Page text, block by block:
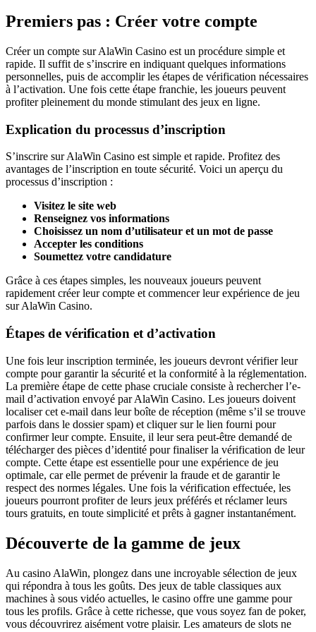
Premiers pas : Créer votre compte
Créer un compte sur AlaWin Casino est un procédure simple et
rapide. Il suffit de s’inscrire en indiquant quelques informations
personnelles, puis de accomplir les étapes de vérification nécessaires
à l’activation. Une fois cette étape franchie, les joueurs peuvent
profiter pleinement du monde stimulant des jeux en ligne.
Explication du processus d’inscription
S’inscrire sur AlaWin Casino est simple et rapide. Profitez des
avantages de l’inscription en toute sécurité. Voici un aperçu du
processus d’inscription :
Visitez le site web
Renseignez vos informations
Choisissez un nom d’utilisateur et un mot de passe
Accepter les conditions
Soumettez votre candidature
Grâce à ces étapes simples, les nouveaux joueurs peuvent
rapidement créer leur compte et commencer leur expérience de jeu
sur AlaWin Casino.
Étapes de vérification et d’activation
Une fois leur inscription terminée, les joueurs devront vérifier leur
compte pour garantir la sécurité et la conformité à la réglementation.
La première étape de cette phase cruciale consiste à rechercher l’e-
mail d’activation envoyé par AlaWin Casino. Les joueurs doivent
localiser cet e-mail dans leur boîte de réception (même s’il se trouve
parfois dans le dossier spam) et cliquer sur le lien fourni pour
confirmer leur compte. Ensuite, il leur sera peut-être demandé de
télécharger des pièces d’identité pour finaliser la vérification de leur
compte. Cette étape est essentielle pour une expérience de jeu
optimale, car elle permet de prévenir la fraude et de garantir le
respect des normes légales. Une fois la vérification effectuée, les
joueurs pourront profiter de leurs jeux préférés et réclamer leurs
tours gratuits, en toute simplicité et prêts à gagner instantanément.
Découverte de la gamme de jeux
Au casino AlaWin, plongez dans une incroyable sélection de jeux
qui répondra à tous les goûts. Des jeux de table classiques aux
machines à sous vidéo actuelles, le casino offre une gamme pour
tous les profils. Grâce à cette richesse, que vous soyez fan de poker,
vous découvrirez aisément votre plaisir. Les amateurs de slots ne